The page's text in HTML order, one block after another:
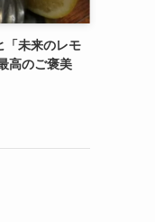
「未来のレモ
高のご褒美